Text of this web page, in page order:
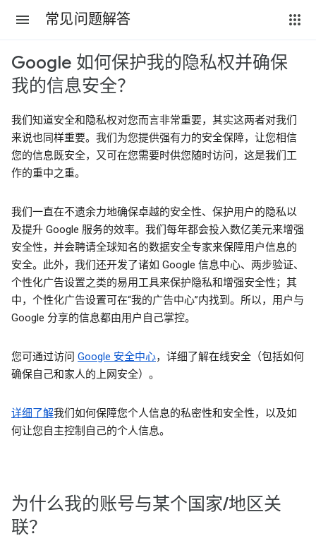
常见问题解答
Google 如何保护我的隐私权并确保
我的信息安全？
我们知道安全和隐私权对您而言非常重要，其实这两者对我们
来说也同样重要。我们为您提供强有力的安全保障，让您相信
您的信息既安全，又可在您需要时供您随时访问，这是我们工
作的重中之重。
我们一直在不遗余力地确保卓越的安全性、保护用户的隐私以
及提升 Google 服务的效率。我们每年都会投入数亿美元来增强
安全性，并会聘请全球知名的数据安全专家来保障用户信息的
安全。此外，我们还开发了诸如 Google 信息中心、两步验证、
个性化广告设置之类的易用工具来保护隐私和增强安全性；其
中，个性化广告设置可在“我的广告中心”内找到。所以，用户与
Google 分享的信息都由用户自己掌控。
您可通过访问 Google 安全中心，详细了解在线安全（包括如何
确保自己和家人的上网安全）。
详细了解我们如何保障您个人信息的私密性和安全性，以及如
何让您自主控制自己的个人信息。
为什么我的账号与某个国家/地区关
联？